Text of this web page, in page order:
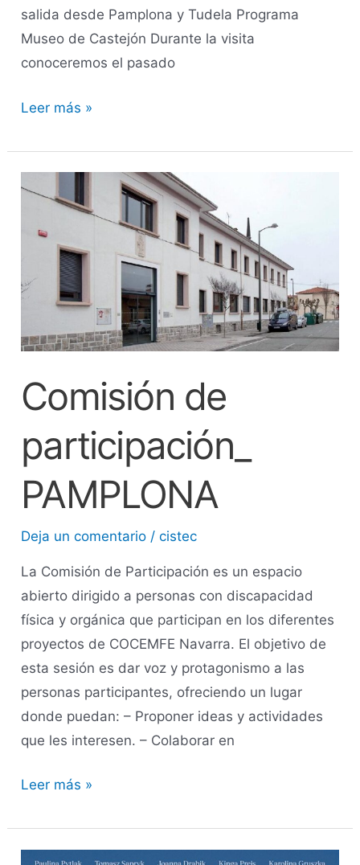
salida desde Pamplona y Tudela Programa
Museo de Castejón Durante la visita
conoceremos el pasado
Leer más »
Comisión de
participación_
PAMPLONA
Deja un comentario /cistec
La Comisión de Participación es un espacio
abierto dirigido a personas con discapacidad
física y orgánica que participan en los diferentes
proyectos de COCEMFE Navarra. El objetivo de
esta sesión es dar voz y protagonismo a las
personas participantes, ofreciendo un lugar
donde puedan: – Proponer ideas y actividades
que les interesen. – Colaborar en
Comisión
participación_
PAMPLONA
Leer más »
Matinal